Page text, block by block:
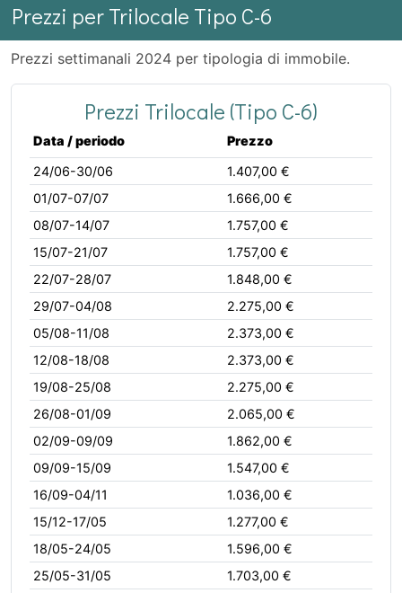
Prezzi per Trilocale Tipo C-6
Prezzi settimanali 2024 per tipologia di immobile.
Prezzi Trilocale (Tipo C-6)
Data / periodo
Prezzo
24/06-30/06
1.407,00 €
01/07-07/07
1.666,00 €
08/07-14/07
1.757,00 €
15/07-21/07
1.757,00 €
22/07-28/07
1.848,00 €
29/07-04/08
2.275,00 €
05/08-11/08
2.373,00 €
12/08-18/08
2.373,00 €
19/08-25/08
2.275,00 €
26/08-01/09
2.065,00 €
02/09-09/09
1.862,00 €
09/09-15/09
1.547,00 €
16/09-04/11
1.036,00 €
15/12-17/05
1.277,00 €
18/05-24/05
1.596,00 €
25/05-31/05
1.703,00 €